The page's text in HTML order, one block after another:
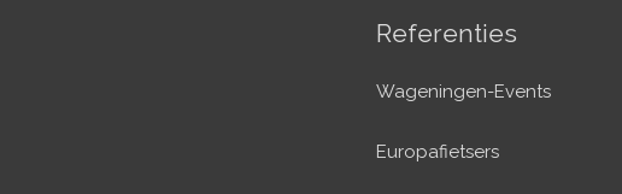
Referenties
Wageningen-Events
Europafietsers